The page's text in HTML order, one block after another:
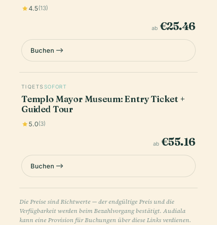
4.5(13)
ab €25.46
Buchen
TIQETS SOFORT
Templo Mayor Museum: Entry Ticket +
Guided Tour
5.0(3)
ab €55.16
Buchen
Die Preise sind Richtwerte — der endgültige Preis und die
Verfügbarkeit werden beim Bezahlvorgang bestätigt. Audiala
kann eine Provision für Buchungen über diese Links verdienen.